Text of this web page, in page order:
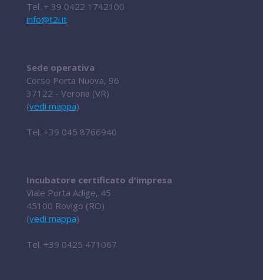
Tel. + 39 0422 1742100
info@t2i.it
Sede operativa
Corso Porta Nuova, 96
37122 - Verona (VR)
(vedi mappa)
Tel. +39 045 8766940
Incubatore certificato d'impresa
Viale Porta Adige, 45
45100 Rovigo (RO)
(vedi mappa)
Tel. +39 0425 471067